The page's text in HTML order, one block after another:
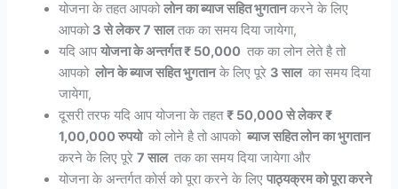
योजना के तहत आपकोलोन का ब्याज सहित भुगतानकरने के लिए
आपको 3 से लेकर 7 सालतक का समय दिया जायेगा,
यदि आपयोजना के अन्तर्गत ₹ 50,000 तक का लोन लेते है तो
आपको लोन के ब्याज सहित भुगतानके लिए पूरे 3 साल का समय दिया
जायेगा,
दूसरी तरफ यदि आप योजना के तहत₹ 50,000 से लेकर ₹
1,00,000 रुपयो को लोने है तो आपको ब्याज सहित लोन का भुगतान
करने के लिए पूरे7 साल तक का समय दिया जायेगा और
योजना के अन्तर्गत कोर्स को पूरा करने के लिएपाठ्यक्रम को पूरा करने